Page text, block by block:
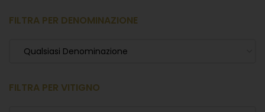
FILTRA PER DENOMINAZIONE
Qualsiasi Denominazione
FILTRA PER VITIGNO